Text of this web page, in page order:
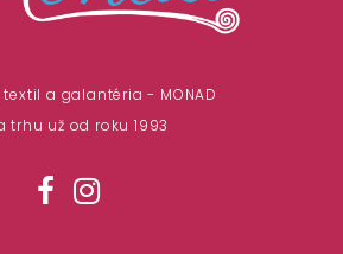
textil a galantéria - MONAD
trhu už od roku 1993